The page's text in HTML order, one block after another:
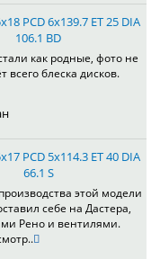
PCD 6x139.7 ET 25 DIA
106.1 BD
как родные, фото не
всего блеска дисков.
PCD 5x114.3 ET 40 DIA
66.1 S
этой модели
себе на Дастера,
Рено и вентилями.